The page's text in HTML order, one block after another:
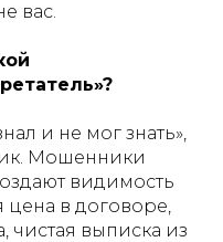
вас.
и не мог знать»,
Мошенники
видимость
цена в договоре,
чистая выписка из